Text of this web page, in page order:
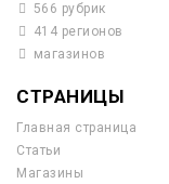
566 рубрик
414 регионов
магазинов
СТРАНИЦЫ
Главная страница
Статьи
Магазины